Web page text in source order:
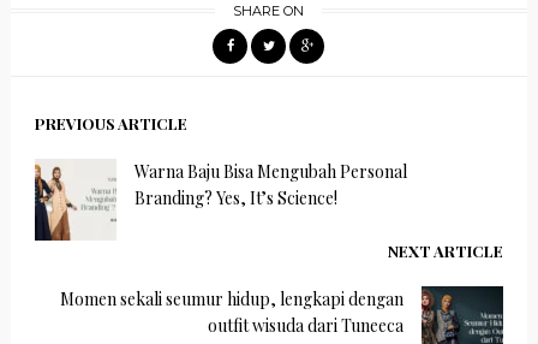
SHARE ON
PREVIOUS ARTICLE
Warna Baju Bisa Mengubah Personal
Branding? Yes, It’s Science!
NEXT ARTICLE
Momen sekali seumur hidup, lengkapi dengan
outfit wisuda dari Tuneeca